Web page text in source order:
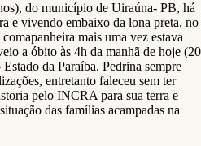
do município de Uiraúna- PB, há
e vivendo embaixo da lona preta, no
mais uma vez estava
a óbito às 4h da manhã de hoje (20
da Paraíba. Pedrina sempre
entretanto faleceu sem ter
pelo INCRA para sua terra e
das famílias acampadas na